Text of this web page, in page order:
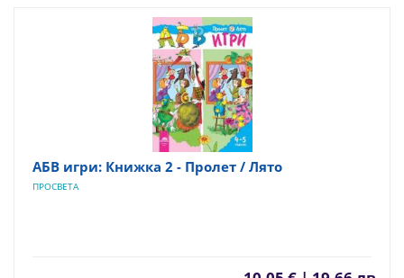
АБВ игри: Книжка 2 - Пролет / Лято
ПРОСВЕТА